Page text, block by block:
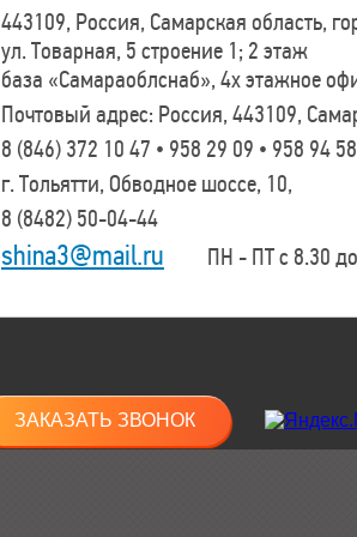
443109, Россия, Самарская область,
ул. Товарная, 5 строение 1; 2 этаж
база «Самараоблснаб», 4х этажное
Почтовый адрес: Россия, 443109,
8 (846) 372 10 47 • 958 29 09 • 958 94
г. Тольятти, Обводное шоссе, 10,
8 (8482) 50-04-44
shina3@mail.ru ПН - ПТ с 8.30 до
ЗАКАЗАТЬ ЗВОНОК